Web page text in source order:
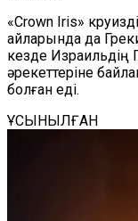
«Crown Iris»
айларында да
кезде Израильдің
әрекеттеріне
болған еді.
ҰСЫНЫЛҒАН